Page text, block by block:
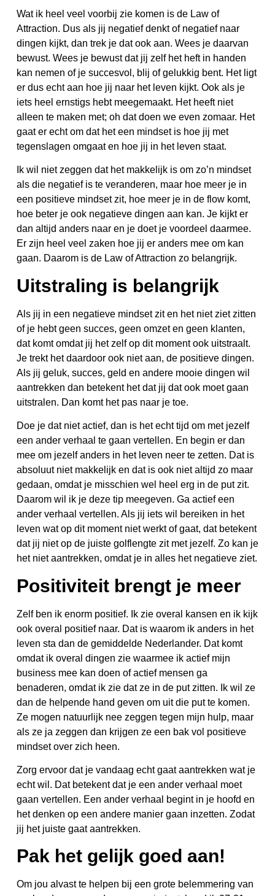
Wat ik heel veel voorbij zie komen is de Law of
Attraction. Dus als jij negatief denkt of negatief naar
dingen kijkt, dan trek je dat ook aan. Wees je daarvan
bewust. Wees je bewust dat jij zelf het heft in handen
kan nemen of je succesvol, blij of gelukkig bent. Het ligt
er dus echt aan hoe jij naar het leven kijkt. Ook als je
iets heel ernstigs hebt meegemaakt. Het heeft niet
alleen te maken met; oh dat doen we even zomaar. Het
gaat er echt om dat het een mindset is hoe jij met
tegenslagen omgaat en hoe jij in het leven staat.
Ik wil niet zeggen dat het makkelijk is om zo’n mindset
als die negatief is te veranderen, maar hoe meer je in
een positieve mindset zit, hoe meer je in de flow komt,
hoe beter je ook negatieve dingen aan kan. Je kijkt er
dan altijd anders naar en je doet je voordeel daarmee.
Er zijn heel veel zaken hoe jij er anders mee om kan
gaan. Daarom is de Law of Attraction zo belangrijk.
Uitstraling is belangrijk
Als jij in een negatieve mindset zit en het niet ziet zitten
of je hebt geen succes, geen omzet en geen klanten,
dat komt omdat jij het zelf op dit moment ook uitstraalt.
Je trekt het daardoor ook niet aan, de positieve dingen.
Als jij geluk, succes, geld en andere mooie dingen wil
aantrekken dan betekent het dat jij dat ook moet gaan
uitstralen. Dan komt het pas naar je toe.
Doe je dat niet actief, dan is het echt tijd om met jezelf
een ander verhaal te gaan vertellen. En begin er dan
mee om jezelf anders in het leven neer te zetten. Dat is
absoluut niet makkelijk en dat is ook niet altijd zo maar
gedaan, omdat je misschien wel heel erg in de put zit.
Daarom wil ik je deze tip meegeven. Ga actief een
ander verhaal vertellen. Als jij iets wil bereiken in het
leven wat op dit moment niet werkt of gaat, dat betekent
dat jij niet op de juiste golflengte zit met jezelf. Zo kan je
het niet aantrekken, omdat je in alles het negatieve ziet.
Positiviteit brengt je meer
Zelf ben ik enorm positief. Ik zie overal kansen en ik kijk
ook overal positief naar. Dat is waarom ik anders in het
leven sta dan de gemiddelde Nederlander. Dat komt
omdat ik overal dingen zie waarmee ik actief mijn
business mee kan doen of actief mensen ga
benaderen, omdat ik zie dat ze in de put zitten. Ik wil ze
dan de helpende hand geven om uit die put te komen.
Ze mogen natuurlijk nee zeggen tegen mijn hulp, maar
als ze ja zeggen dan krijgen ze een bak vol positieve
mindset over zich heen.
Zorg ervoor dat je vandaag echt gaat aantrekken wat je
echt wil. Dat betekent dat je een ander verhaal moet
gaan vertellen. Een ander verhaal begint in je hoofd en
het denken op een andere manier gaan inzetten. Zodat
jij het juiste gaat aantrekken.
Pak het gelijk goed aan!
Om jou alvast te helpen bij een grote belemmering van